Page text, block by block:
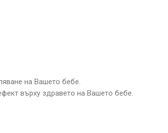
на Вашето бебе.
върху здравето на Вашето бебе.